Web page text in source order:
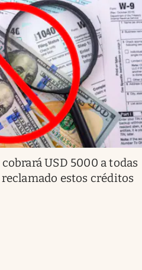
USD 5000 a todas
estos créditos